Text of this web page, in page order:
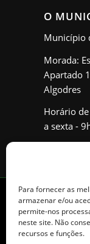
Para fornecer as
armazenar e/ou
permite-nos
neste site. Não
recursos e funções.
O
Município
Morada:
Apartado
Algodres
Horário
a sexta -
© Copyright -